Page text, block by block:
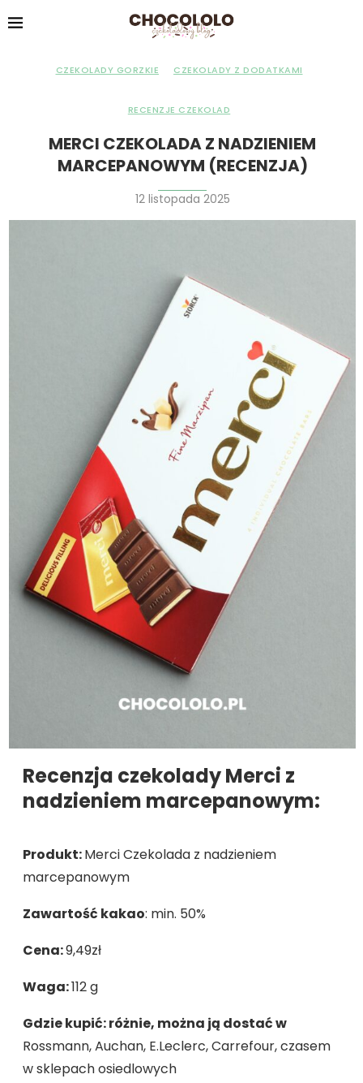
CZEKOLADY GORZKIE CZEKOLADY Z DODATKAMI
RECENZJE CZEKOLAD
MERCI CZEKOLADA Z NADZIENIEM
MARCEPANOWYM (RECENZJA)
12 listopada 2025
Recenzja czekolady Merci z
nadzieniem marcepanowym:
Produkt:Merci Czekolada z nadzieniem
marcepanowym
Zawartość kakao: min. 50%
Cena:9,49zł
Waga:112 g
Gdzie kupić: różnie, można ją dostać w
Rossmann, Auchan, E.Leclerc, Carrefour, czasem
w sklepach osiedlowych